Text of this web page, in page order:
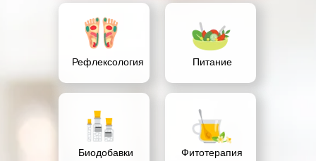
Рефлексология Питание
Биодобавки Фитотерапия